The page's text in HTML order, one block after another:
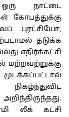
ஒரு நாட்டை
கோபத்துக்கு
புரட்சியோ,
தடுக்க
எதிர்க்கட்சி
மற்றவற்றுக்கு
லீக் கட்சி